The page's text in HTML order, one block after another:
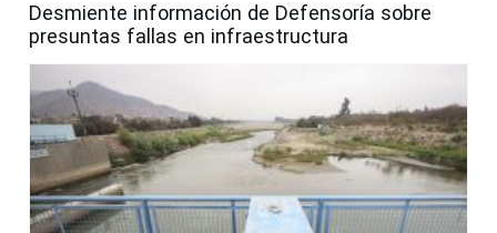
Desmiente información de Defensoría sobre
presuntas fallas en infraestructura